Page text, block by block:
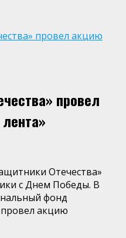
провел акцию
провел
Отечества»
с Днем Победы. В
фонд
акцию